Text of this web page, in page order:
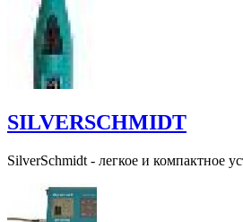
SILVERSCHMIDT
SilverSchmidt - легкое и компактное